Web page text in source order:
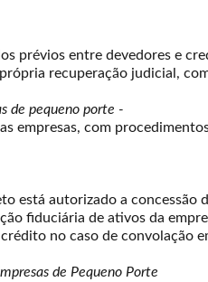
prévios entre devedores e
recuperação judicial,
de pequeno porte -
empresas, com
está autorizado a
fiduciária de ativos da
no caso de convolação
de Pequeno Porte